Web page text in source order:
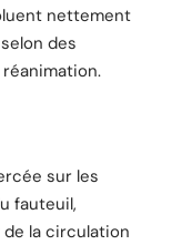
nettement
des
sur les
fauteuil,
la circulation